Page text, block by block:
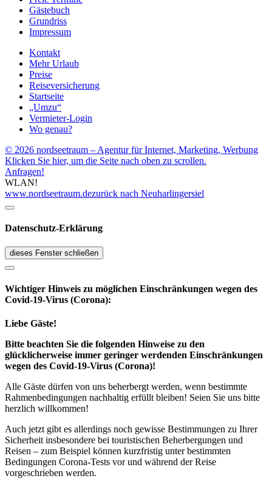
Gästebuch
Grundriss
Impressum
Kontakt
Mehr Urlaub
Preise
Reiseversicherung
Startseite
„Umzu“
Vermieter-Login
Wo genau?
© 2026 nordseetraum – Agentur für Internet, Marketing, Werbung
Klicken Sie hier, um die Seite nach oben zu scrollen.
Anfragen!
WLAN!
www.nordseetraum.dezurück nach Neuharlingersiel
Datenschutz-Erklärung
dieses Fenster schließen
Wichtiger Hinweis zu möglichen Ein­schränk­ungen wegen des
Covid-19-Virus (Corona):
Liebe Gäste!
Bitte beachten Sie die folgenden Hinweise zu den
glücklicherweise immer geringer werdenden Einschränkungen
wegen des Covid-19-Virus (Corona)!
Alle Gäste dürfen von uns beherbergt werden, wenn bestimmte
Rahmenbedingungen nachhaltig erfüllt bleiben! Seien Sie uns bitte
herzlich willkommen!
Auch jetzt gibt es allerdings noch gewisse Bestimmungen zu Ihrer
Sicherheit insbesondere bei touristischen Beherbergungen und
Reisen – zum Beispiel können kurzfristig unter bestimmten
Bedingungen Corona-Tests vor und während der Reise
vorgeschrieben werden.